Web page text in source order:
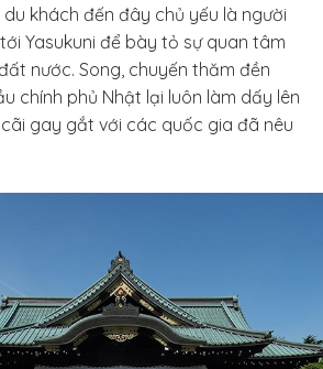
khách đến đây chủ yếu là người
Yasukuni để bày tỏ sự quan tâm
nước. Song, chuyến thăm đền
chính phủ Nhật lại luôn làm dấy lên
gay gắt với các quốc gia đã nêu